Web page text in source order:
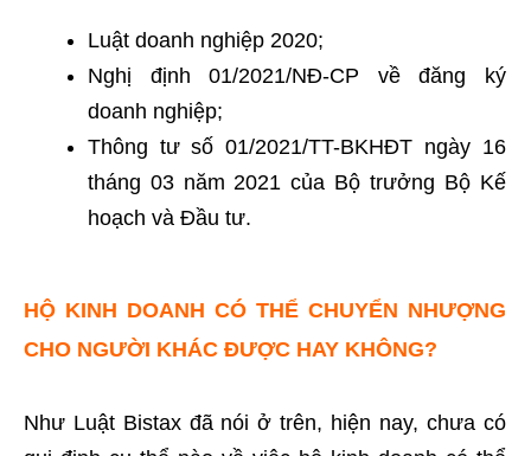
Luật doanh nghiệp 2020;
Nghị định 01/2021/NĐ-CP về đăng ký
doanh nghiệp;
Thông tư số 01/2021/TT-BKHĐT ngày 16
tháng 03 năm 2021 của Bộ trưởng Bộ Kế
hoạch và Đầu tư.
HỘ KINH DOANH CÓ THỂ CHUYỂN NHƯỢNG
CHO NGƯỜI KHÁC ĐƯỢC HAY KHÔNG?
Như Luật Bistax đã nói ở trên, hiện nay, chưa có